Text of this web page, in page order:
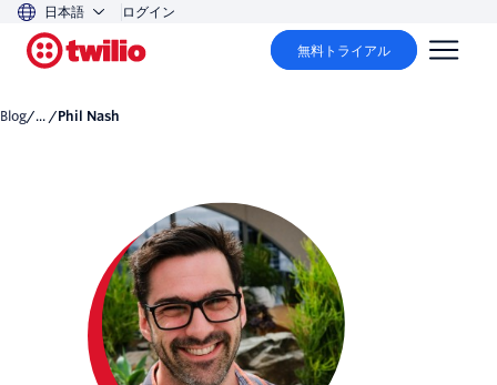
日本語 ログイン
無料トライアル
Blog/... / Phil Nash